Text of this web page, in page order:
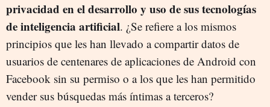
privacidad en el desarrollo y uso de sus tecnologías
de inteligencia artificial. ¿Se refiere a los mismos
principios que les han llevado a compartir datos de
usuarios de centenares de aplicaciones de Android con
Facebook sin su permiso o a los que les han permitido
vender sus búsquedas más íntimas a terceros?